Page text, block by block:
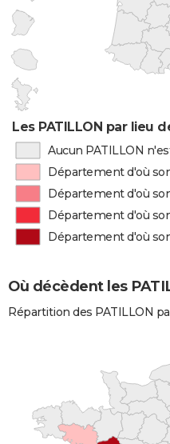
Les PATILLON par lieu
Aucun PATILLON
Département d'où
Département d'où
Département d'où
Département d'où
Où décèdent les
Répartition des PATILLON